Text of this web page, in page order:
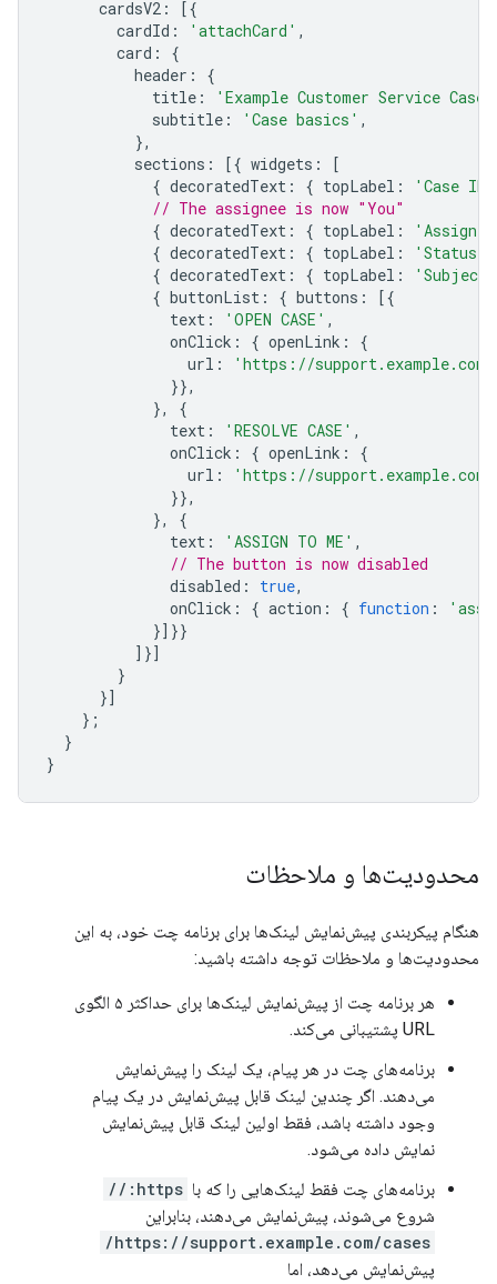
cardsV2 :
[{
cardId : 'attachCard' ,
card :
{
header :
{
title : 'Example Customer Service Case'
subtitle : 'Case basics' ,
},
sections : [{ widgets :
[
{ decoratedText : { topLabel : 'Case ID'
// The assignee is now "You"
{ decoratedText : { topLabel :
{ decoratedText : { topLabel : 'Status'
{ decoratedText : { topLabel :
'Subject'
{ buttonList : { buttons :
[{
text : 'OPEN CASE' ,
onClick : { openLink :
{
url :
'https://
}},
},
{
text : 'RESOLVE CASE' ,
onClick : { openLink :
{
url :
'https://support.example.com/
}},
},
{
text : 'ASSIGN TO ME' ,
// The button is now disabled
disabled : true,
onClick : { action : { function :
}]}}
]}]
}
}]
};
}
}
محدودیت‌ها و ملاحظات
هنگام پیکربندی پیش‌نمایش لینک‌ها برای برنامه چت خود، به این
محدودیت‌ها و ملاحظات توجه داشته باشید:
هر برنامه چت از پیش‌نمایش لینک‌ها برای حداکثر ۵ الگوی
URL پشتیبانی می‌کند.
برنامه‌های چت در هر پیام، یک لینک را پیش‌نمایش
می‌دهند. اگر چندین لینک قابل پیش‌نمایش در یک پیام
وجود داشته باشد، فقط اولین لینک قابل پیش‌نمایش
نمایش داده می‌شود.
برنامه‌های چت فقط لینک‌هایی را که با https://
شروع می‌شوند، پیش‌نمایش می‌دهند، بنابراین
https://support.example.com/cases/
پیش‌نمایش می‌دهد، اما